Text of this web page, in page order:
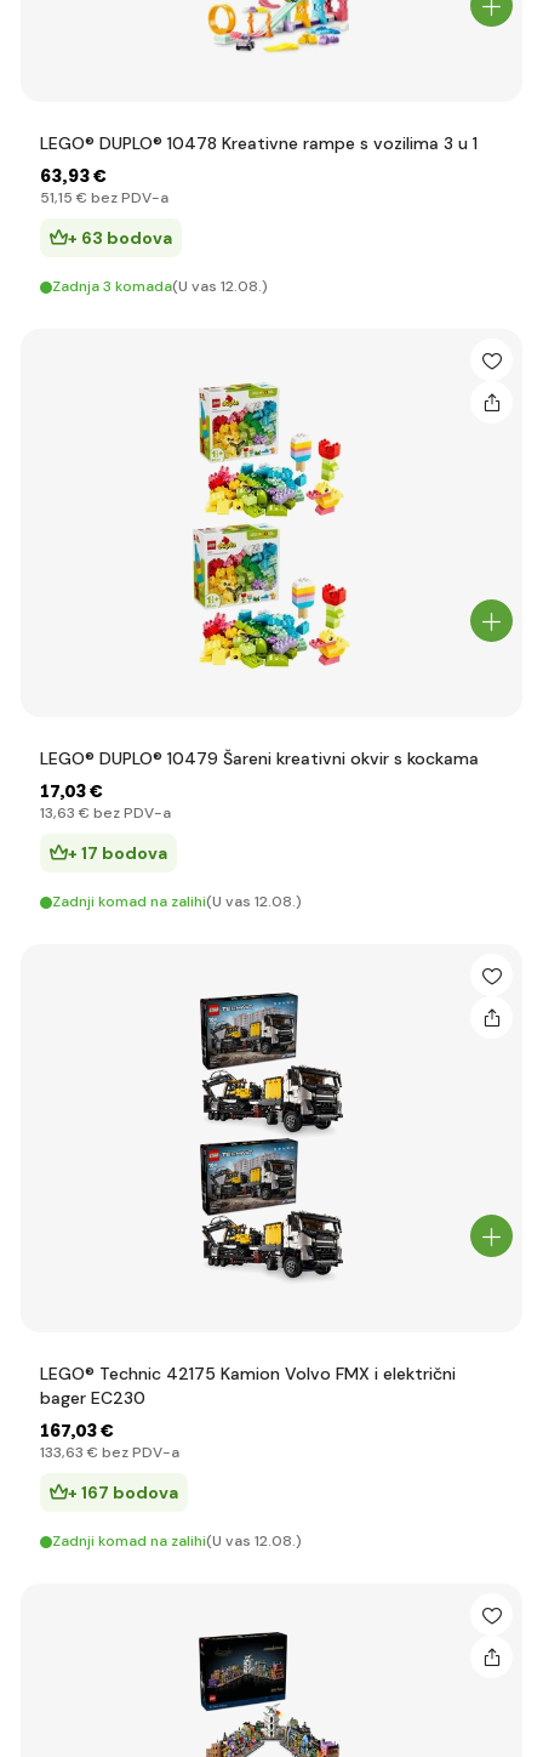
LEGO® DUPLO® 10478 Kreativne rampe s vozilima 3 u 1
63,93 €
51,15 € bez PDV-a
+ 63 bodova
Zadnja 3 komada(U vas 12.08.)
LEGO® DUPLO® 10479 Šareni kreativni okvir s kockama
17,03 €
13,63 € bez PDV-a
+ 17 bodova
Zadnji komad na zalihi(U vas 12.08.)
LEGO® Technic 42175 Kamion Volvo FMX i električni
bager EC230
167,03 €
133,63 € bez PDV-a
+ 167 bodova
Zadnji komad na zalihi(U vas 12.08.)